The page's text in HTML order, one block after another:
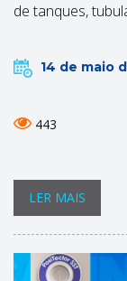
de tanques,
14 de maio
443
LER MAIS